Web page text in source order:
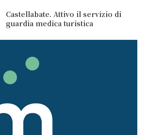
Castellabate. Attivo il servizio di
guardia medica turistica